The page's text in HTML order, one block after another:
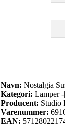
Navn: Nostalgia
Kategori: Lamper
Producent: Studio
Varenummer:
EAN: